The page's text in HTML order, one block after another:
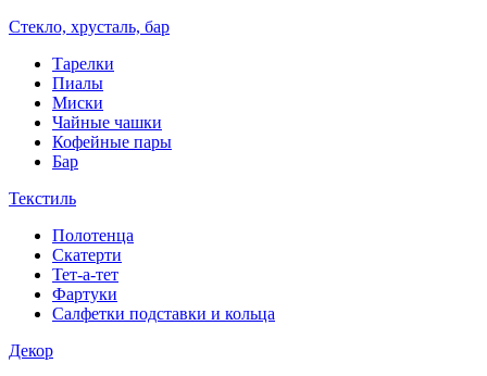
Стекло, хрусталь, бар
Тарелки
Пиалы
Миски
Чайные чашки
Кофейные пары
Бар
Текстиль
Полотенца
Скатерти
Тет-а-тет
Фартуки
Салфетки подставки и кольца
Декор